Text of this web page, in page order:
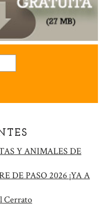
Y ANIMALES DE
DE PASO 2026 ¡YA A
Cerrato